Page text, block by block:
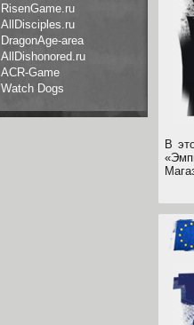
RisenGame.ru
AllDisciples.ru
DragonAge-area
AllDishonored.ru
ACR-Game
Watch Dogs
В